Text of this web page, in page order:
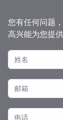
您有任何问题
高兴能为您提供